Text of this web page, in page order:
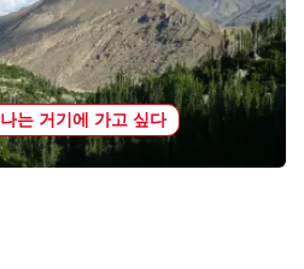
나는 거기에 가고 싶다